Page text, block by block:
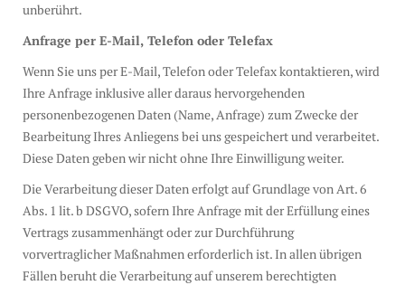
unberührt.
Anfrage per E-Mail, Telefon oder Telefax
Wenn Sie uns per E-Mail, Telefon oder Telefax kontaktieren, wird
Ihre Anfrage inklusive aller daraus hervorgehenden
personenbezogenen Daten (Name, Anfrage) zum Zwecke der
Bearbeitung Ihres Anliegens bei uns gespeichert und verarbeitet.
Diese Daten geben wir nicht ohne Ihre Einwilligung weiter.
Die Verarbeitung dieser Daten erfolgt auf Grundlage von Art. 6
Abs. 1 lit. b DSGVO, sofern Ihre Anfrage mit der Erfüllung eines
Vertrags zusammenhängt oder zur Durchführung
vorvertraglicher Maßnahmen erforderlich ist. In allen übrigen
Fällen beruht die Verarbeitung auf unserem berechtigten